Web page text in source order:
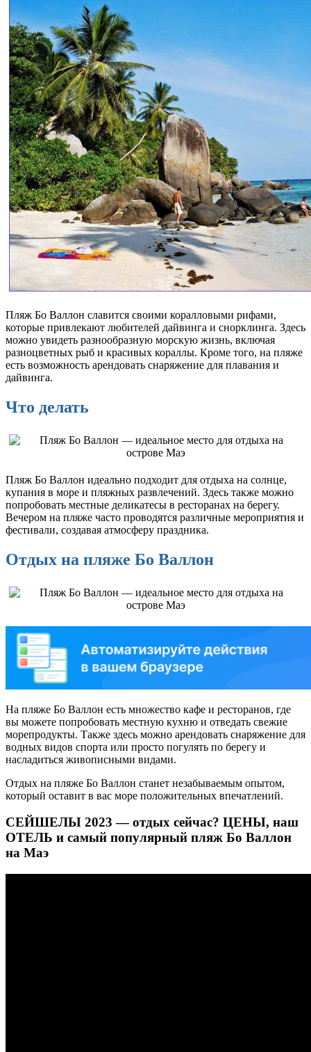
Пляж Бо Валлон славится своими коралловыми рифами,
которые привлекают любителей дайвинга и снорклинга. Здесь
можно увидеть разнообразную морскую жизнь, включая
разноцветных рыб и красивых кораллы. Кроме того, на пляже
есть возможность арендовать снаряжение для плавания и
дайвинга.
Что делать
Пляж Бо Валлон идеально подходит для отдыха на солнце,
купания в море и пляжных развлечений. Здесь также можно
попробовать местные деликатесы в ресторанах на берегу.
Вечером на пляже часто проводятся различные мероприятия и
фестивали, создавая атмосферу праздника.
Отдых на пляже Бо Валлон
На пляже Бо Валлон есть множество кафе и ресторанов, где
вы можете попробовать местную кухню и отведать свежие
морепродукты. Также здесь можно арендовать снаряжение для
водных видов спорта или просто погулять по берегу и
насладиться живописными видами.
Отдых на пляже Бо Валлон станет незабываемым опытом,
который оставит в вас море положительных впечатлений.
СЕЙШЕЛЫ 2023 — отдых сейчас? ЦЕНЫ, наш
ОТЕЛЬ и самый популярный пляж Бо Валлон
на Маэ